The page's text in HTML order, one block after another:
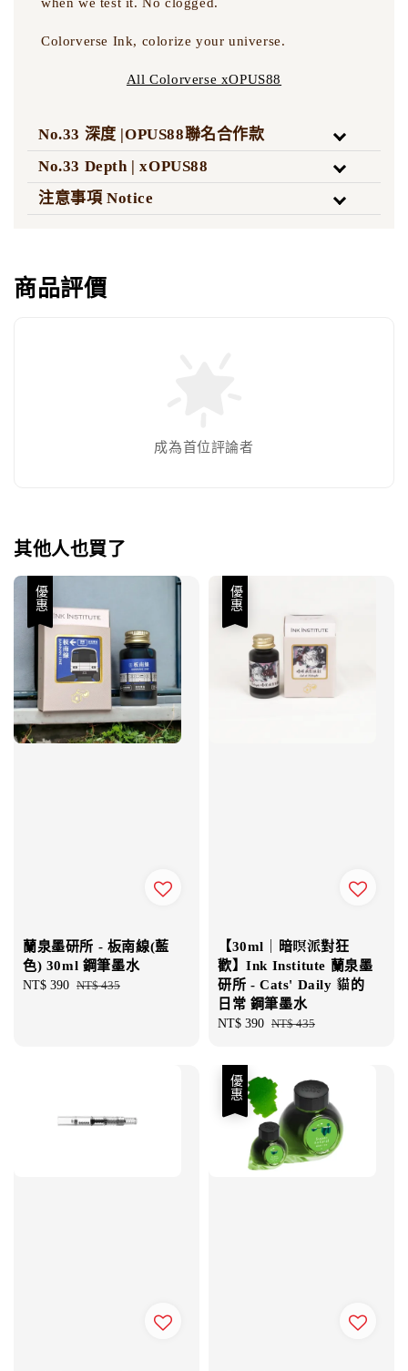
Colorverse Ink, colorize your universe.
All Colorverse xOPUS88
No.33 深度 |OPUS88聯名合作款
No.33 Depth | xOPUS88
注意事項 Notice
商品評價
成為首位評論者
其他人也買了
優惠
蘭泉墨研所 - 板南線(藍
色) 30ml 鋼筆墨水
Sale
NT$ 390 Regular
NT$ 435
優惠
【30ml｜暗暝派對狂
歡】Ink Institute 蘭泉墨
研所 - Cats' Daily 貓的
日常 鋼筆墨水
Sale
NT$ 390 Regular
NT$ 435
優惠